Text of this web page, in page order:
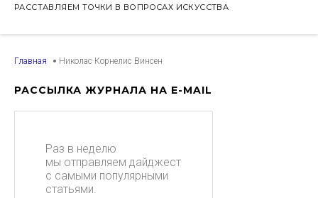
РАССТАВЛЯЕМ ТОЧКИ В ВОПРОСАХ ИСКУССТВА
Главная Николас Корнелис Винсен
РАССЫЛКА ЖУРНАЛА НА E-MAIL
Раз в неделю
мы отправляем дайджест
с самыми популярными
статьями.